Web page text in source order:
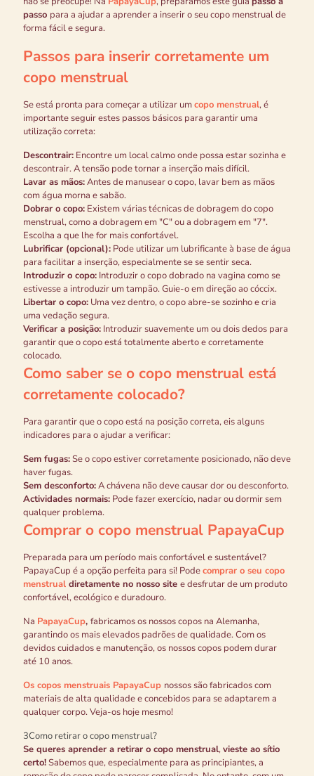
passo para a ajudar a aprender a inserir o seu copo menstrual de
forma fácil e segura.
Passos para inserir corretamente um
copo menstrual
Se está pronta para começar a utilizar umcopo menstrual, é
importante seguir estes passos básicos para garantir uma
utilização correta:
Descontrair: Encontre um local calmo onde possa estar sozinha e
descontrair. A tensão pode tornar a inserção mais difícil.
Lavar as mãos:Antes de manusear o copo, lavar bem as mãos
com água morna e sabão.
Dobrar o copo: Existem várias técnicas de dobragem do copo
menstrual, como a dobragem em "C" ou a dobragem em "7".
Escolha a que lhe for mais confortável.
Lubrificar (opcional): Pode utilizar um lubrificante à base de água
para facilitar a inserção, especialmente se se sentir seca.
Introduzir o copo: Introduzir o copo dobrado na vagina como se
estivesse a introduzir um tampão. Guie-o em direção ao cóccix.
Libertar o copo: Uma vez dentro, o copo abre-se sozinho e cria
uma vedação segura.
Verificar a posição: Introduzir suavemente um ou dois dedos para
garantir que o copo está totalmente aberto e corretamente
colocado.
Como saber se o copo menstrual está
corretamente colocado?
Para garantir que o copo está na posição correta, eis alguns
indicadores para o ajudar a verificar:
Sem fugas:Se o copo estiver corretamente posicionado, não deve
haver fugas.
Sem desconforto:A chávena não deve causar dor ou desconforto.
Actividades normais: Pode fazer exercício, nadar ou dormir sem
qualquer problema.
Comprar o copo menstrual PapayaCup
Preparada para um período mais confortável e sustentável?
PapayaCup é a opção perfeita para si! Podecomprar o seu copo
menstrual diretamente no nosso site e desfrutar de um produto
confortável, ecológico e duradouro.
Na PapayaCup, fabricamos os nossos copos na Alemanha,
garantindo os mais elevados padrões de qualidade. Com os
devidos cuidados e manutenção, os nossos copos podem durar
até 10 anos.
Os copos menstruais PapayaCup nossos são fabricados com
materiais de alta qualidade e concebidos para se adaptarem a
qualquer corpo. Veja-os hoje mesmo!
3Como retirar o copo menstrual?
Se queres aprender a retirar o copo menstrual,vieste ao sítio
certo!Sabemos que, especialmente para as principiantes, a